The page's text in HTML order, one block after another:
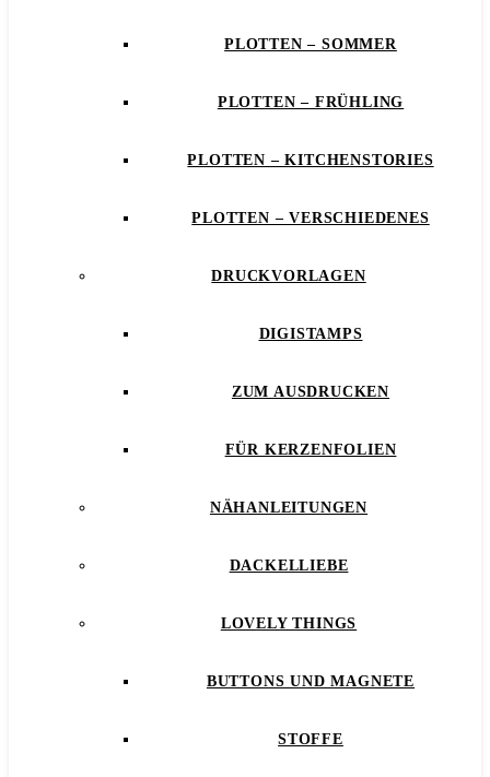
PLOTTEN – SOMMER
PLOTTEN – FRÜHLING
PLOTTEN – KITCHENSTORIES
PLOTTEN – VERSCHIEDENES
DRUCKVORLAGEN
DIGISTAMPS
ZUM AUSDRUCKEN
FÜR KERZENFOLIEN
NÄHANLEITUNGEN
DACKELLIEBE
LOVELY THINGS
BUTTONS UND MAGNETE
STOFFE